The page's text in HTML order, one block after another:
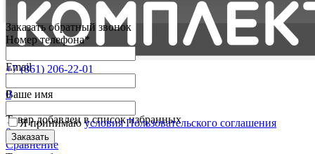
+7 (861) 206-22-01
0
Товар добавлен в список избранных
0
Сравнение
Заказать обратный звонок
Номер телефона*
Email
Ваше имя
Я принимаюусловия Пользовательского соглашения